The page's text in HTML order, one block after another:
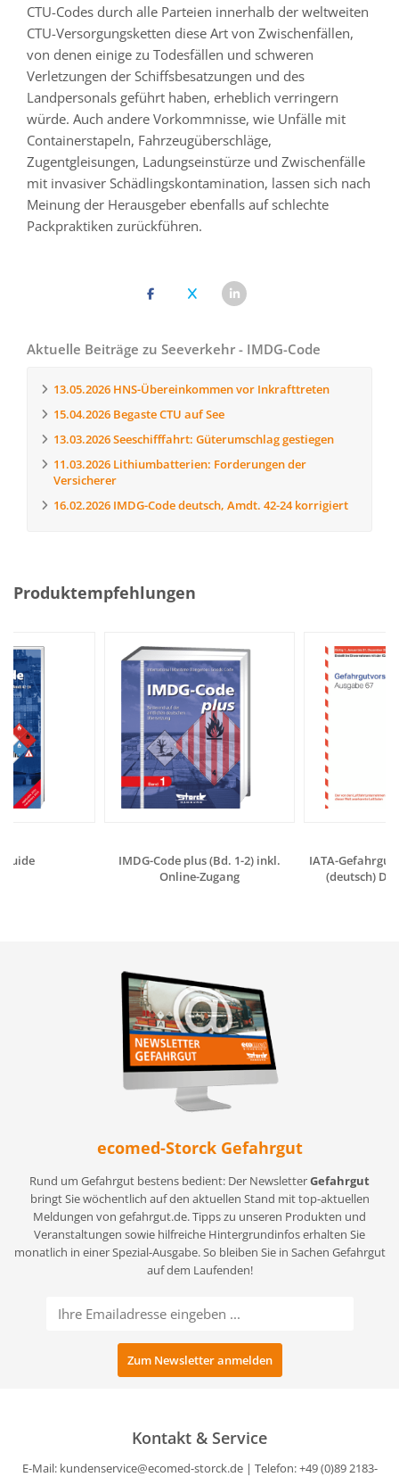
CTU-Codes durch alle Parteien innerhalb der weltweiten
CTU-Versorgungsketten diese Art von Zwischenfällen,
von denen einige zu Todesfällen und schweren
Verletzungen der Schiffsbesatzungen und des
Landpersonals geführt haben, erheblich verringern
würde. Auch andere Vorkommnisse, wie Unfälle mit
Containerstapeln, Fahrzeugüberschläge,
Zugentgleisungen, Ladungseinstürze und Zwischenfälle
mit invasiver Schädlingskontamination, lassen sich nach
Meinung der Herausgeber ebenfalls auf schlechte
Packpraktiken zurückführen.
Aktuelle Beiträge zu Seeverkehr - IMDG-Code
13.05.2026 HNS-Übereinkommen vor Inkrafttreten
15.04.2026 Begaste CTU auf See
13.03.2026Seeschifffahrt: Güterumschlag gestiegen
11.03.2026 Lithiumbatterien: Forderungen der
Versicherer
16.02.2026 IMDG-Code deutsch, Amdt. 42-24 korrigiert
Produktempfehlungen
IMDG-Code plus (Bd. 1-2) inkl.
Online-Zugang
IATA-
(deutsch)
ecomed-Storck Gefahrgut
Rund um Gefahrgut bestens bedient: Der NewsletterGefahrgut
bringt Sie wöchentlich auf den aktuellen Stand mit top-aktuellen
Meldungen von gefahrgut.de. Tipps zu unseren Produkten und
Veranstaltungen sowie hilfreiche Hintergrundinfos erhalten Sie
monatlich in einer Spezial-Ausgabe. So bleiben Sie in Sachen Gefahrgut
auf dem Laufenden!
Kontakt & Service
E-Mail: kundenservice@ecomed-storck.de| Telefon: +49 (0)89 2183-